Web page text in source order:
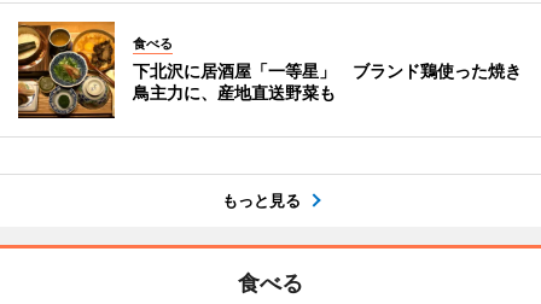
食べる
下北沢に居酒屋「一等星」 ブランド鶏使った焼き
鳥主力に、産地直送野菜も
もっと見る
食べる